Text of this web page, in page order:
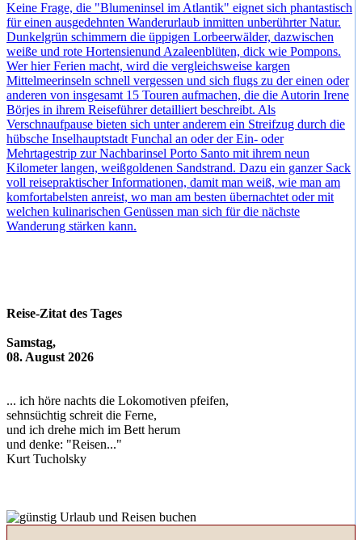
Keine Frage, die "Blumeninsel im Atlantik" eignet sich phantastisch
für einen ausgedehnten Wanderurlaub inmitten unberührter Natur.
Dunkelgrün schimmern die üppigen Lorbeerwälder, dazwischen
weiße und rote Hortensienund Azaleenblüten, dick wie Pompons.
Wer hier Ferien macht, wird die vergleichsweise kargen
Mittelmeerinseln schnell vergessen und sich flugs zu der einen oder
anderen von insgesamt 15 Touren aufmachen, die die Autorin Irene
Börjes in ihrem Reiseführer detailliert beschreibt. Als
Verschnaufpause bieten sich unter anderem ein Streifzug durch die
hübsche Inselhauptstadt Funchal an oder der Ein- oder
Mehrtagestrip zur Nachbarinsel Porto Santo mit ihrem neun
Kilometer langen, weißgoldenen Sandstrand. Dazu ein ganzer Sack
voll reisepraktischer Informationen, damit man weiß, wie man am
komfortabelsten anreist, wo man am besten übernachtet oder mit
welchen kulinarischen Genüssen man sich für die nächste
Wanderung stärken kann.
Reise-Zitat des Tages
Samstag,
08. August 2026
... ich höre nachts die Lokomotiven pfeifen,
sehnsüchtig schreit die Ferne,
und ich drehe mich im Bett herum
und denke: "Reisen..."
Kurt Tucholsky